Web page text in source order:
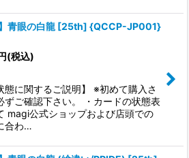
】青眼の白龍 [25th] {QCCP-JP001}
(税込)
態に関するご説明】 ※初めて購入さ
ずご確認下さい。 ・カードの状態表
magi公式ショップおよび店頭での
合わ…